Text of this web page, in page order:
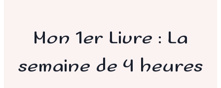
Mon 1er Livre : La
semaine de 4 heures